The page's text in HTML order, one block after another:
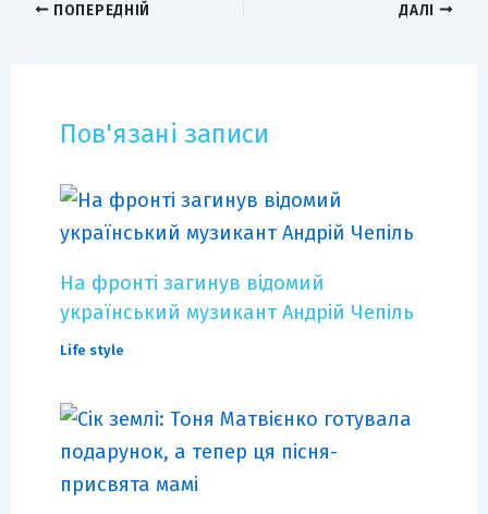
ПОПЕРЕДНІЙ ДАЛІ
Пов'язані записи
На фронті загинув відомий
український музикант Андрій Чепіль
Life style